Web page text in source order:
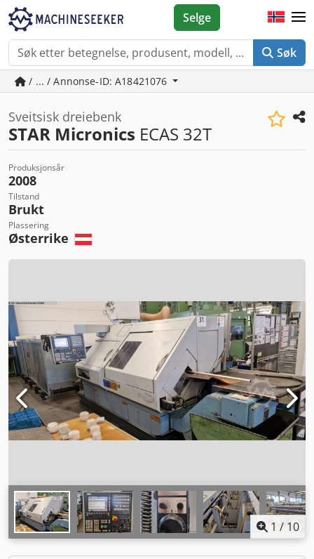
Søk
Selge
/ ... / Annonse-ID: A18421076
Sveitsisk dreiebenk
STAR Micronics ECAS 32T
Produksjonsår
2008
Tilstand
Brukt
Plassering
Østerrike
1 / 10